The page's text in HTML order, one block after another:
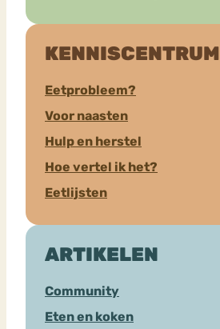
KENNISCENTRUM
Eetprobleem?
Voor naasten
Hulp en herstel
Hoe vertel ik het?
Eetlijsten
ARTIKELEN
Community
Eten en koken